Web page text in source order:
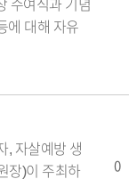
수여식과 기념
에 대해 자유
, 자살예방 생
장)이 주최하
0